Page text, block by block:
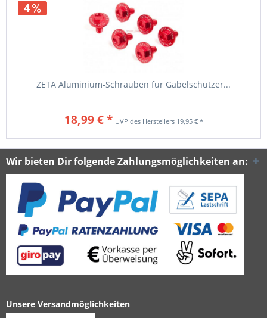
4
ZETA Aluminium-Schrauben für Gabelschützer...
18,99 € * 19,95 € *
Wir bieten Dir folgende Zahlungsmöglichkeiten an:
Unsere Versandmöglichkeiten